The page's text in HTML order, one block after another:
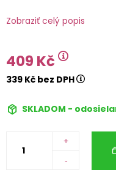
Zobraziť celý popis
409 Kč
339 Kč bez DPH
SKLADOM -
+
-